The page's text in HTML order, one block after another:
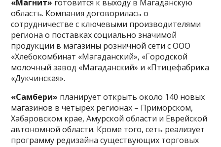
«Магнит» готовится к выходу в Магаданскую
область. Компания договорилась о
сотрудничестве с ключевыми производителями
региона о поставках социально значимой
продукции в магазины розничной сети с ООО
«Хлебокомбинат «Магаданский», «Городской
молочный завод «Магаданский» и «Птицефабрика
«Дукчинская».
«Самбери» планирует открыть около 140 новых
магазинов в четырех регионах – Приморском,
Хабаровском крае, Амурской области и Еврейской
автономной области. Кроме того, сеть реализует
программу редизайна существующих торговых